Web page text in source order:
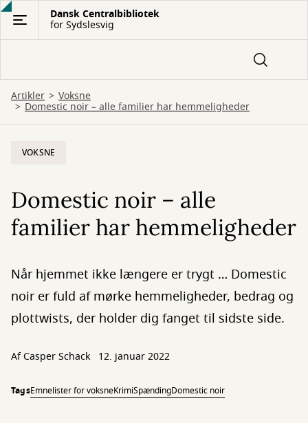
Gå
hovedindhold
Dansk Centralbibliotek
for Sydslesvig
Artikler Voksne
Domestic noir – alle familier har hemmeligheder
VOKSNE
Domestic noir – alle
familier har hemmeligheder
Når hjemmet ikke længere er trygt … Domestic
noir er fuld af mørke hemmeligheder, bedrag og
plottwists, der holder dig fanget til sidste side.
AfCasper Schack 12. januar 2022
TagsEmnelister for voksneKrimiSpændingDomestic noir